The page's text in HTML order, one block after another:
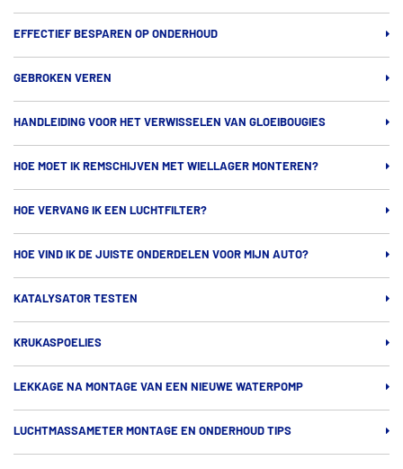
EFFECTIEF BESPAREN OP ONDERHOUD
GEBROKEN VEREN
HANDLEIDING VOOR HET VERWISSELEN VAN GLOEIBOUGIES
HOE MOET IK REMSCHIJVEN MET WIELLAGER MONTEREN?
HOE VERVANG IK EEN LUCHTFILTER?
HOE VIND IK DE JUISTE ONDERDELEN VOOR MIJN AUTO?
KATALYSATOR TESTEN
KRUKASPOELIES
LEKKAGE NA MONTAGE VAN EEN NIEUWE WATERPOMP
LUCHTMASSAMETER MONTAGE EN ONDERHOUD TIPS